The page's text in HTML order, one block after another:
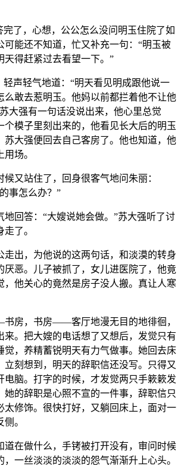
完了，心想，公公怎么没问明玉住院了如
可能还不知道，忙又补充一句：“明玉被
天得赶紧过去看望一下。”
轻声轻气地道：“明天看见明成跟他说一
么敢去惹明玉。他妈以前都拦着他不让他
大强有一句话没说出来，他心里总觉
个模子里刻出来的，他看见长大后的明玉
苏大强便回去自己客房了。他也知道，他
场。
又站住了，回身很客气地问朱丽：
事怎么办？”
地回答：“大嫂说她会做。”苏大强听了讨
了。
走出，为他说的这两句话，和淡漠的转身
厌恶。儿子被抓了，女儿进医院了，他竟
，他关心的竟然是房子没人搬。真让人寒
房，书房——客厅地漫无目的地徘徊，
来。把大嫂的电话想了又想后，发觉只有
觉，养精蓄锐明天有力气做事。她回去床
立刻想到，明天的辞职信还没写。只得又
电脑。打字的时候，才发觉两只手簌簌发
她的辞职是心照不宣的一件事，辞职信只
太修饰。很快打好，又躺回床上，面对一
。
道在做什么，手铐被打开没有，审问时候
一丝淡淡的淡淡的怨气渐渐升上心头。